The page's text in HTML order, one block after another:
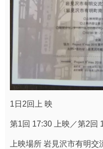
1日2回上 映
第1回 17:30 上映／第2
上映場所 岩見沢市有明